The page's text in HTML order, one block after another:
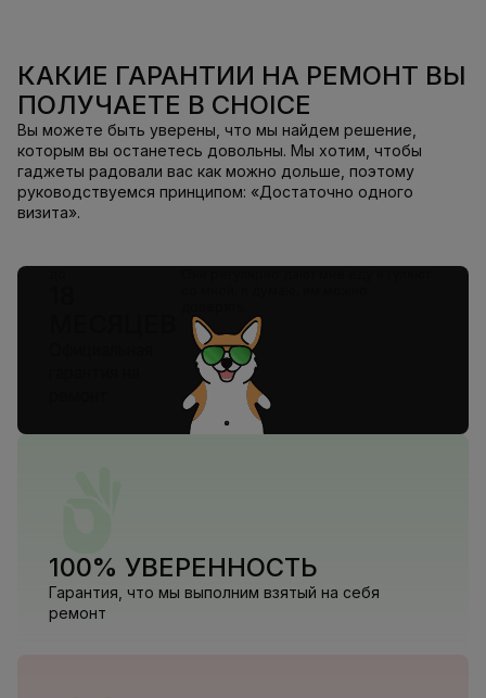
КАКИЕ ГАРАНТИИ НА РЕМОНТ ВЫ
ПОЛУЧАЕТЕ В CHOICE
Вы можете быть уверены, что мы найдем решение,
которым вы останетесь довольны. Мы хотим, чтобы
гаджеты радовали вас как можно дольше, поэтому
руководствуемся принципом: «Достаточно одного
визита».
100% УВЕРЕННОСТЬ
Гарантия, что мы выполним взятый на себя
ремонт